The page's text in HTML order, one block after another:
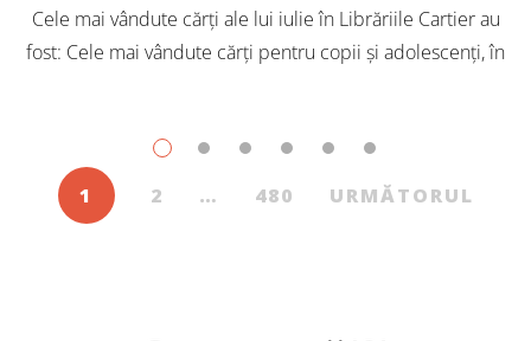
Cele mai vândute cărți ale lui iulie în Librăriile Cartier au
fost: Cele mai vândute cărți pentru copii și adolescenți, în
1 2 … 480 URMĂTORUL